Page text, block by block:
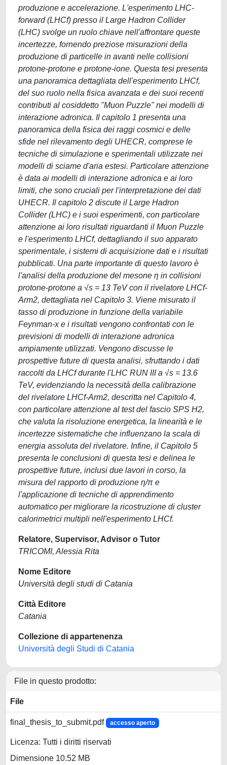
produzione e accelerazione. L'esperimento LHC-
forward (LHCf) presso il Large Hadron Collider
(LHC) svolge un ruolo chiave nell'affrontare queste
incertezze, fornendo preziose misurazioni della
produzione di particelle in avanti nelle collisioni
protone-protone e protone-ione. Questa tesi presenta
una panoramica dettagliata dell'esperimento LHCf,
del suo ruolo nella fisica avanzata e dei suoi recenti
contributi al cosiddetto "Muon Puzzle" nei modelli di
interazione adronica. Il capitolo 1 presenta una
panoramica della fisica dei raggi cosmici e delle
sfide nel rilevamento degli UHECR, comprese le
tecniche di simulazione e sperimentali utilizzate nei
modelli di sciame d'aria estesi. Particolare attenzione
è data ai modelli di interazione adronica e ai loro
limiti, che sono cruciali per l'interpretazione dei dati
UHECR. Il capitolo 2 discute il Large Hadron
Collider (LHC) e i suoi esperimenti, con particolare
attenzione ai loro risultati riguardanti il Muon Puzzle
e l'esperimento LHCf, dettagliando il suo apparato
sperimentale, i sistemi di acquisizione dati e i risultati
pubblicati. Una parte importante di questo lavoro è
l'analisi della produzione del mesone η in collisioni
protone-protone a √s = 13 TeV con il rivelatore LHCf-
Arm2, dettagliata nel Capitolo 3. Viene misurato il
tasso di produzione in funzione della variabile
Feynman-x e i risultati vengono confrontati con le
previsioni di modelli di interazione adronica
ampiamente utilizzati. Vengono discusse le
prospettive future di questa analisi, sfruttando i dati
raccolti da LHCf durante l'LHC RUN III a √s = 13.6
TeV, evidenziando la necessità della calibrazione
del rivelatore LHCf-Arm2, descritta nel Capitolo 4,
con particolare attenzione al test del fascio SPS H2,
che valuta la risoluzione energetica, la linearità e le
incertezze sistematiche che influenzano la scala di
energia assoluta del rivelatore. Infine, il Capitolo 5
presenta le conclusioni di questa tesi e delinea le
prospettive future, inclusi due lavori in corso, la
misura del rapporto di produzione η/π e
l'applicazione di tecniche di apprendimento
automatico per migliorare la ricostruzione di cluster
calorimetrici multipli nell'esperimento LHCf.
Relatore, Supervisor, Advisor o Tutor
TRICOMI, Alessia Rita
Nome Editore
Università degli studi di Catania
Città Editore
Catania
Collezione di appartenenza
Università degli Studi di Catania
File in questo prodotto:
File
final_thesis_to_submit.pdf accesso aperto
Licenza: Tutti i diritti riservati
Dimensione 10.52 MB